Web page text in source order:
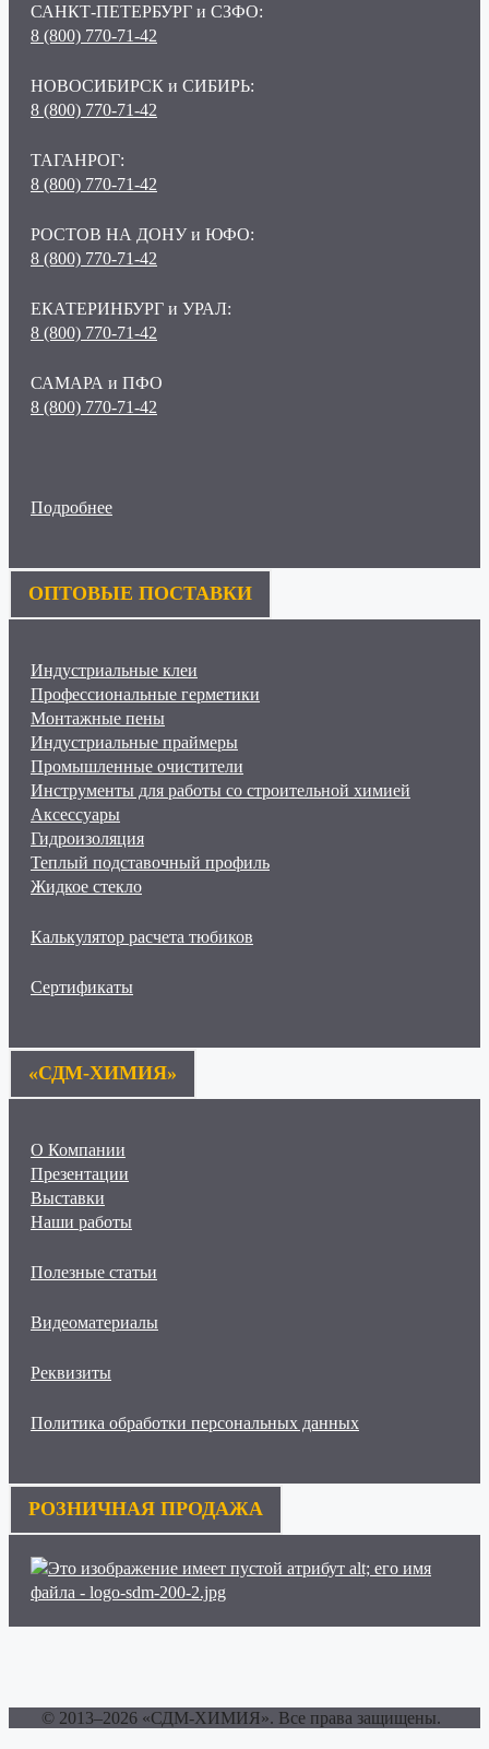
САНКТ-ПЕТЕРБУРГ и СЗФО:
8 (800) 770-71-42
НОВОСИБИРСК и СИБИРЬ:
8 (800) 770-71-42
ТАГАНРОГ:
8 (800) 770-71-42
РОСТОВ НА ДОНУ и ЮФО:
8 (800) 770-71-42
ЕКАТЕРИНБУРГ и УРАЛ:
8 (800) 770-71-42
САМАРА и ПФО
8 (800) 770-71-42
Подробнее
ОПТОВЫЕ ПОСТАВКИ
Индустриальные клеи
Профессиональные герметики
Монтажные пены
Индустриальные праймеры
Промышленные очистители
Инструменты для работы со строительной химией
Аксессуары
Гидроизоляция
Теплый подставочный профиль
Жидкое стекло
Калькулятор расчета тюбиков
Сертификаты
«СДМ-ХИМИЯ»
О Компании
Презентации
Выставки
Наши работы
Полезные статьи
Видеоматериалы
Реквизиты
Политика обработки персональных данных
РОЗНИЧНАЯ ПРОДАЖА
© 2013–2026 «СДМ-ХИМИЯ». Все права защищены.